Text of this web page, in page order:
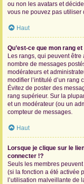
ou non les avatars et
vous ne pouvez pas utiliser
Haut
Qu’est-ce que mon rang
Les rangs, qui peuvent être
nombre de messages
modérateurs et
modifier l’intitulé d’un rang
Évitez de poster des
rang supérieur. Sur la
et un modérateur (ou un
compteur de messages.
Haut
Lorsque je clique sur le
connecter !?
Seuls les membres
(si la fonction a été activée
l’utilisation malveillante de